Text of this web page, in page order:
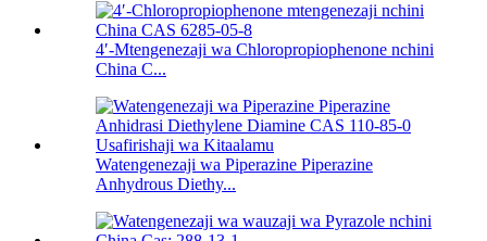
4′-Mtengenezaji wa Chloropropiophenone nchini
China C...
Watengenezaji wa Piperazine Piperazine
Anhydrous Diethy...